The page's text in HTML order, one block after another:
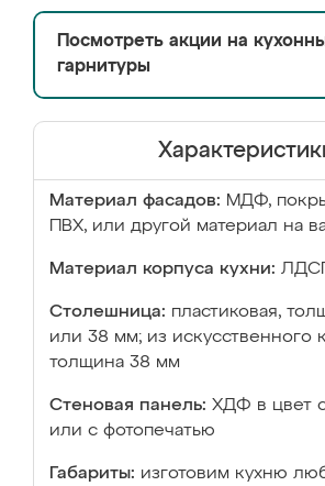
Посмотреть акции на
гарнитуры
Материал фасадов: МДФ,
ПВХ, или другой материал на
Материал корпуса кухни:
Столешница: пластиковая,
или 38 мм; из искусственного
толщина 38 мм
Стеновая панель: ХДФ в цвет
или с фотопечатью
Габариты: изготовим кухню